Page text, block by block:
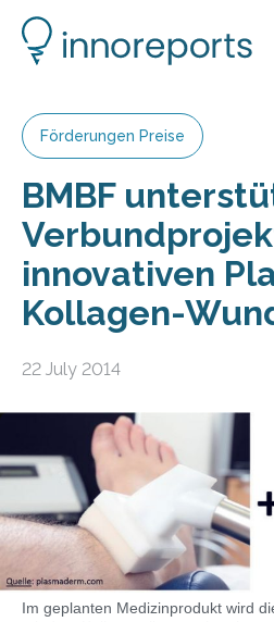
Förderungen Preise
BMBF
innovativen
Kollagen-
22 July 2014
Im geplanten Medizinprodukt wird